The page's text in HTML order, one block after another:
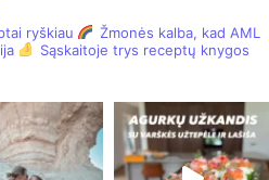
ryškiau
Žmonės kalba, kad AML
Sąskaitoje trys receptų knygos